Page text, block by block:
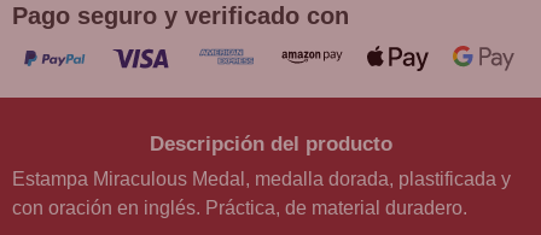
Pago seguro y verificado con
Descripción del producto
Estampa Miraculous Medal, medalla dorada, plastificada y
con oración en inglés. Práctica, de material duradero.